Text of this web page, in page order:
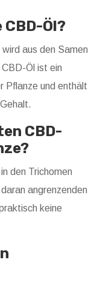
Öl?
aus den Samen
Öl ist ein
Pflanze und enthält
CBD-
den Trichomen
angrenzenden
keine